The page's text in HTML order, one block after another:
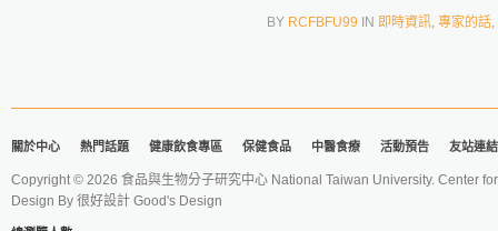
BY RCFBFU99 IN 即時資訊, 專家的話,
關於中心 熱門話題 健康飲食專區 保健食品 中醫食療 活動預告 友站連結
Copyright © 2026 食品與生物分子研究中心 National Taiwan University. Center
Design By 很好設計 Good's Design